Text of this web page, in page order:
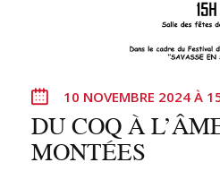
d
a
t
10 NOVEMBRE 2024 À
DU COQ À
MONTÉES